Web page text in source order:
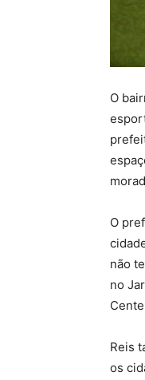
O
O
não
no
Reis
os